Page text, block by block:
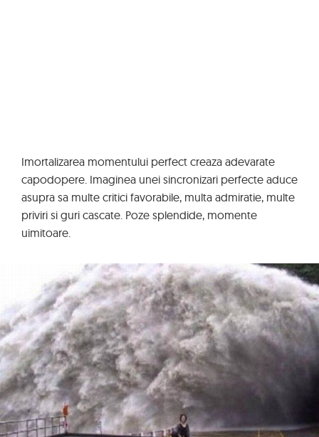
Imortalizarea momentului perfect creaza adevarate
capodopere. Imaginea unei sincronizari perfecte aduce
asupra sa multe critici favorabile, multa admiratie, multe
priviri si guri cascate. Poze splendide, momente
uimitoare.